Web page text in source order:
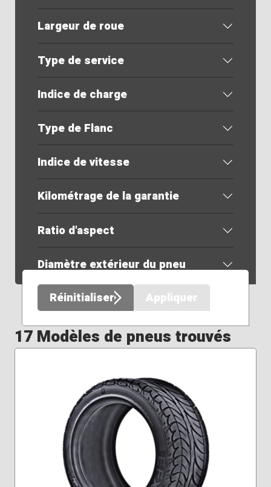
Largeur de roue
Type de service
Indice de charge
Type de Flanc
Indice de vitesse
Kilométrage de la garantie
Ratio d'aspect
Diamètre extérieur du pneu
Réinitialiser
Appliquer
17 Modèles de pneus trouvés